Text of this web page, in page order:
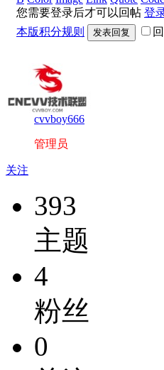
您需要登录后才可以回帖 登
本版积分规则
发表回复
cvvboy666
管理员
关注
393
主题
4
粉丝
0